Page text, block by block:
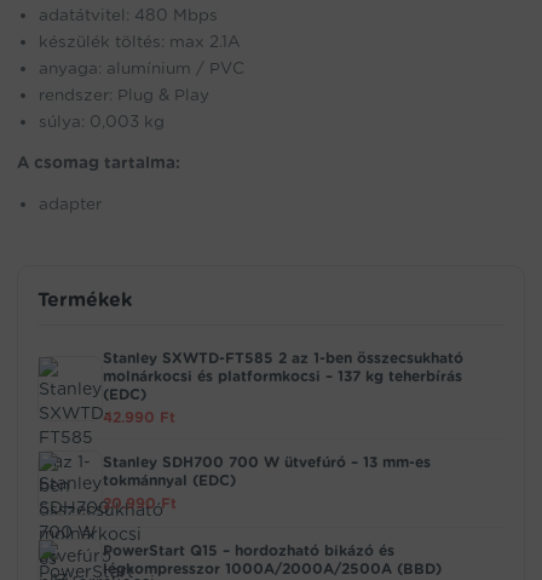
adatátvitel: 480 Mbps
készülék töltés: max 2.1A
anyaga: alumínium / PVC
rendszer: Plug & Play
súlya: 0,003 kg
A csomag tartalma:
adapter
Termékek
Stanley SXWTD-FT585 2 az 1-ben összecsukható
molnárkocsi és platformkocsi – 137 kg teherbírás
(EDC)
42.990 Ft
Stanley SDH700 700 W ütvefúró – 13 mm-es
tokmánnyal (EDC)
20.990Ft
PowerStart Q15 – hordozható bikázó és
légkompresszor 1000A/2000A/2500A (BBD)